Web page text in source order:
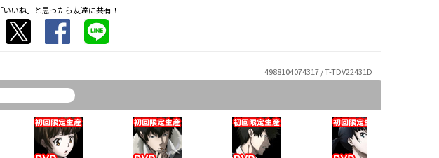
「いいね」と思ったら友達に共有！
4988104074317 / T-TDV22431D